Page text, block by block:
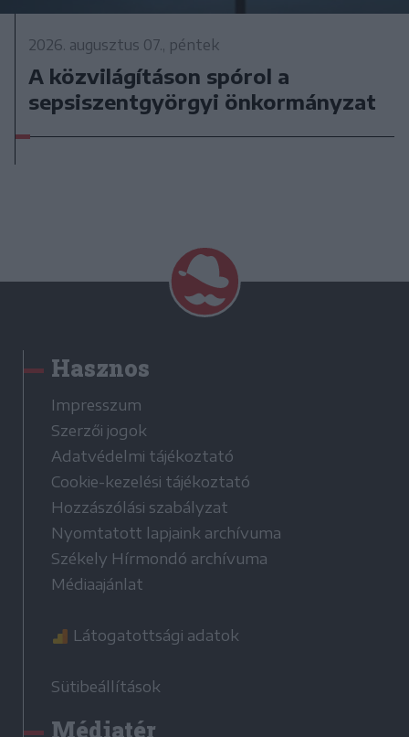
2026. augusztus 07., péntek
A közvilágításon spórol a
sepsiszentgyörgyi önkormányzat
Hasznos
Impresszum
Szerzői jogok
Adatvédelmi tájékoztató
Cookie-kezelési tájékoztató
Hozzászólási szabályzat
Nyomtatott lapjaink archívuma
Székely Hírmondó archívuma
Médiaajánlat
Látogatottsági adatok
Sütibeállítások
Médiatér